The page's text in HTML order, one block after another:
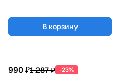
990 ₽1 287 ₽ -23%
В корзину